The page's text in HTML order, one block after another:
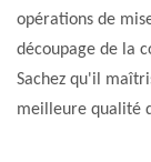
opérations de
découpage de la
Sachez qu'il
meilleure qualité